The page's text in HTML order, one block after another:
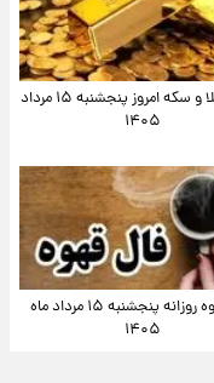
قیمت طلا و سکه امروز پنجشنبه ۱۵ مرداد
۱۴۰۵
فال قهوه روزانه پنجشنبه ۱۵ مرداد ماه
۱۴۰۵